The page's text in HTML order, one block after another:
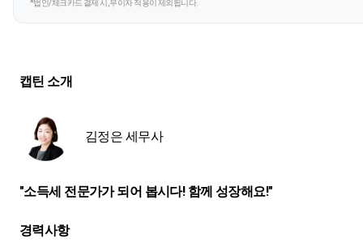
*법인/체크카드 결제 시, 무이자 적용이 제외됩니다.
캡틴 소개
김정은 세무사
"소득세 전문가가 되어 봅시다! 함께 성장해요!"
경력사항